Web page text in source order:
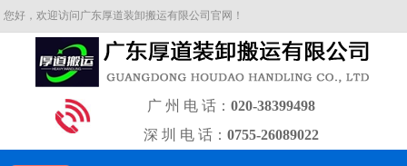
您好，欢迎访问广东厚道装卸搬运有限公司官网！
广 州 电 话： 020-38399498
深 圳 电 话： 0755-26089022